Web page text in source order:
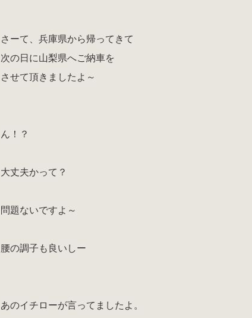
さーて、兵庫県から帰ってきて
次の日に山梨県へご納車を
させて頂きましたよ～
ん！？
大丈夫かって？
問題ないですよ～
腰の調子も良いしー
あのイチローが言ってましたよ。